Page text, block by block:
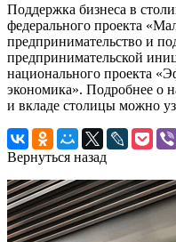
Поддержка бизнеса в
федерального проекта
предпринимательство и
предпринимательской
национального проекта
экономика». Подробнее о
и вкладе столицы можно
Вернуться назад